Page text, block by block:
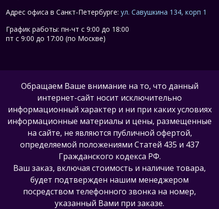
Адрес офиса в Санкт-Петербурге: ул. Савушкина 134, корп 1
График работы: пн-чт с 9:00 до 18:00
пт с 9:00 до 17:00 (по Москве)
Обращаем Ваше внимание на то, что данный
интернет-сайт носит исключительно
информационный характер и ни при каких условиях
информационные материалы и цены, размещенные
на сайте, не являются публичной офертой,
определяемой положениями Статей 435 и 437
Гражданского кодекса РФ.
Ваш заказ, включая стоимость и наличие товара,
будет подтвержден нашим менеджером
посредством телефонного звонка на номер,
указанный Вами при заказе.